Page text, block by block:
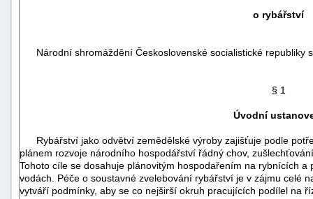
o rybářství
Národní shromáždění Československé socialistické republiky
§ 1
Úvodní
Rybářství jako odvětví zemědělské výroby zajišťuje podle
plánem rozvoje národního hospodářství řádný chov,
Tohoto cíle se dosahuje plánovitým hospodařením na rybnících
vodách. Péče o soustavné zvelebování rybářství je v zájmu celé
vytváří podmínky, aby se co nejširší okruh pracujících podílel na
škody